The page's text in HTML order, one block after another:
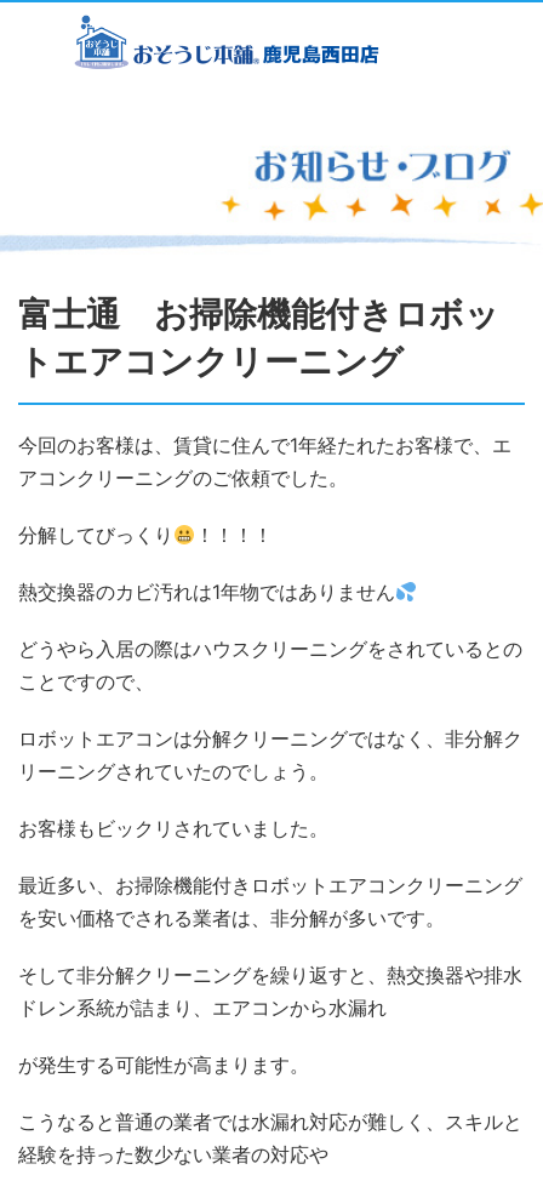
富士通 お掃除機能付きロボッ
トエアコンクリーニング
今回のお客様は、賃貸に住んで1年経たれたお客様で、エ
アコンクリーニングのご依頼でした。
分解してびっくり ！！！！
熱交換器のカビ汚れは1年物ではありません
どうやら入居の際はハウスクリーニングをされているとの
ことですので、
ロボットエアコンは分解クリーニングではなく、非分解ク
リーニングされていたのでしょう。
お客様もビックリされていました。
最近多い、お掃除機能付きロボットエアコンクリーニング
を安い価格でされる業者は、非分解が多いです。
そして非分解クリーニングを繰り返すと、熱交換器や排水
ドレン系統が詰まり、エアコンから水漏れ
が発生する可能性が高まります。
こうなると普通の業者では水漏れ対応が難しく、スキルと
経験を持った数少ない業者の対応や